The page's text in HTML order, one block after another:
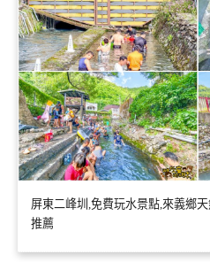
屏東二峰圳,免費玩水景點,來義鄉
推薦